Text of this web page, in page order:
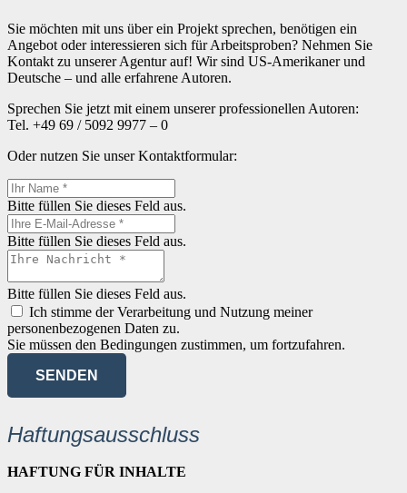
Sie möchten mit uns über ein Projekt sprechen, benötigen ein
Angebot oder interessieren sich für Arbeitsproben? Nehmen Sie
Kontakt zu unserer Agentur auf! Wir sind US-Amerikaner und
Deutsche – und alle erfahrene Autoren.
Sprechen Sie jetzt mit einem unserer professionellen Autoren:
Tel. +49 69 / 5092 9977 – 0
Oder nutzen Sie unser Kontaktformular:
Bitte füllen Sie dieses Feld aus.
Bitte füllen Sie dieses Feld aus.
Bitte füllen Sie dieses Feld aus.
Ich stimme der Verarbeitung und Nutzung meiner
personenbezogenen Daten zu.
Sie müssen den Bedingungen zustimmen, um fortzufahren.
SENDEN
Haftungsausschluss
HAFTUNG FÜR INHALTE